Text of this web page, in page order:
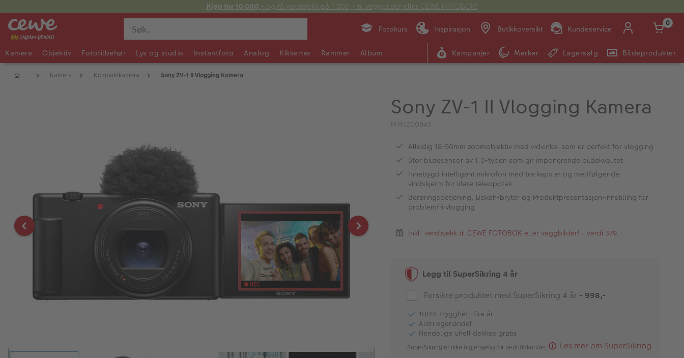
Kjøp for 10 000,- og få verdisjekk på 1 500,- til veggbilder eller CEWE FOTOBOK!
Fotokurs Inspirasjon Butikkoversikt Kundeservice
Man -
09:00 -
14:00 -
0
Kamera Objektiv Fototilbehør Lys og studio Instantfoto Analog Kikkerter Rammer Album Kampanjer Merker Lagersalg Bildeprodukter
Kamera Kompaktkamera Sony ZV-1 II Vlogging Kamera
Sony ZV-1 II Vlogging Kamera
PIM1200943
Allsidig 18-50mm zoomobjektiv med vidvinkel som er perfekt for vlogging
Stor bildesensor av 1.0-typen som gir imponerende bildekvalitet
Innebygd intelligent mikrofon med tre kapsler og medfølgende
vindskjerm for klare taleopptak
Berøringsbetjening, Bokeh-bryter og Produktpresentasjon-innstilling for
problemfri vlogging
Inkl. verdisjekk til CEWE FOTOBOK eller veggbilder! - verdi 379,-
Legg til SuperSikring 4 år
Forsikre produktet med SuperSikring 4 år - 998,-
100% trygghet i fire år
Aldri egenandel
Hendelige uhell dekkes gratis
SuperSikring er ikke tilgjengelig for bedriftskunder. Les mer om SuperSikring